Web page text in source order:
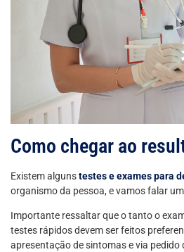
Como chegar ao
Existem algunstestes e exames para
organismo da pessoa, e vamos falar
Importante ressaltar que o tanto o
testes rápidos devem ser feitos
apresentação de sintomas e via